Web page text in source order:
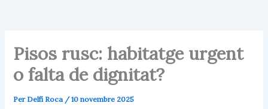
Pisos rusc: habitatge urgent
o falta de dignitat?
Per Delfí Roca /10 novembre 2025